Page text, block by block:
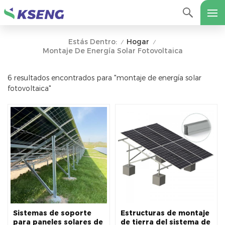
Estás Dentro: / Hogar /
Montaje De Energía Solar Fotovoltaica
6 resultados encontrados para "montaje de energía solar
fotovoltaica"
Sistemas de soporte
para paneles solares de
Estructuras de montaje
de tierra del sistema de